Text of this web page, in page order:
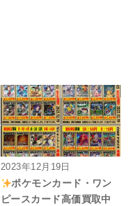
2023年12月19日
ポケモンカード・ワン
ピースカード高価買取中